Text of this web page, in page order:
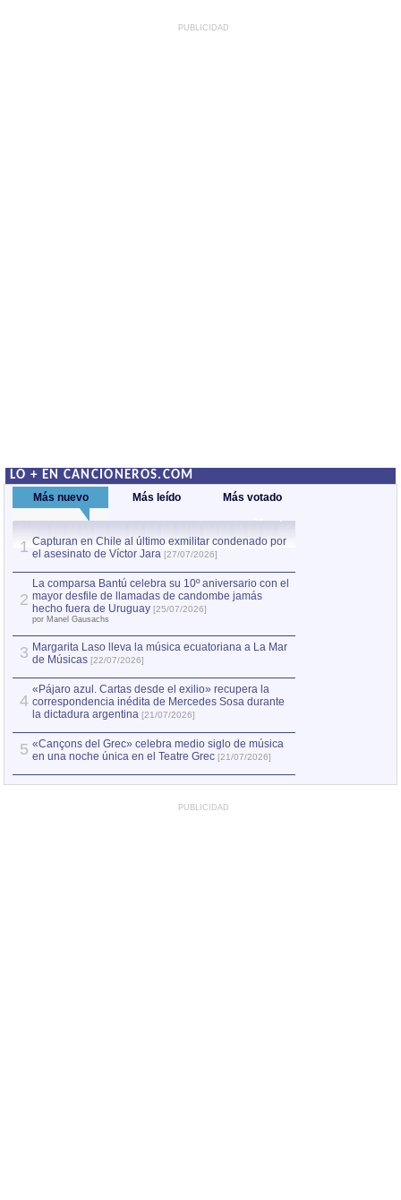
PUBLICIDAD
LO + EN CANCIONEROS.COM
Más nuevo Más leído Más votado
1 Capturan en Chile al último exmilitar condenado por
el asesinato de Víctor Jara [27/07/2026]
2
La comparsa Bantú celebra su 10º aniversario con el
mayor desfile de llamadas de candombe jamás
hecho fuera de Uruguay [25/07/2026]
por Manel Gausachs
3 Margarita Laso lleva la música ecuatoriana a La Mar
de Músicas [22/07/2026]
4
«Pájaro azul. Cartas desde el exilio» recupera la
correspondencia inédita de Mercedes Sosa durante
la dictadura argentina [21/07/2026]
5 «Cançons del Grec» celebra medio siglo de música
en una noche única en el Teatre Grec [21/07/2026]
PUBLICIDAD